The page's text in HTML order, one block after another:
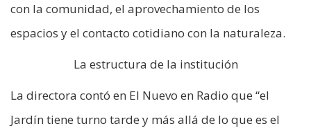
con la comunidad, el aprovechamiento de los
espacios y el contacto cotidiano con la naturaleza.
La estructura de la institución
La directora contó en El Nuevo en Radio que “el
Jardín tiene turno tarde y más allá de lo que es el